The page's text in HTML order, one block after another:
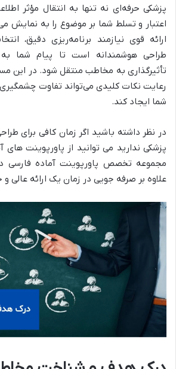
پزشکی حرفه‌ای نه تنها به انتقال مؤثر
اعتبار و تسلط شما بر موضوع را به نمایش
ارائه قوی نیازمند برنامه‌ریزی دقیق،
طراحی هوشمندانه است تا پیام شما
تأثیرگذاری به مخاطب منتقل شود. در این
رعایت نکات کلیدی می‌تواند تفاوت چشمگیری
شما ایجاد کند.
در نظر داشته باشید اگر زمان کافی برای
پزشکی ندارید می توانید از پاورپوینت های
مجموعه تخصص پاورپوینت آماده فارسی
علاوه بر صرفه جویی در زمان یک ارائه عالی و